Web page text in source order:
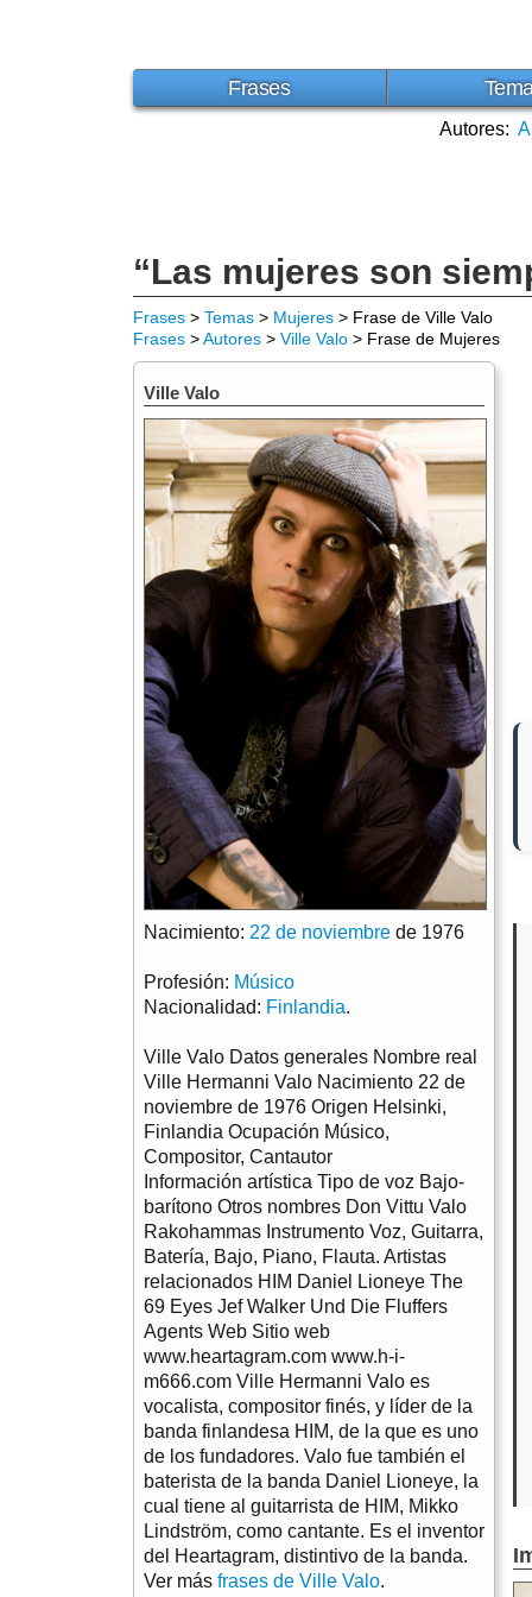
Frases
Autores: A
“Las mujeres son
Frases > Temas > Mujeres > Frase de Ville Valo
Frases >Autores > Ville Valo > Frase de Mujeres
Ville Valo
Nacimiento: 22 de noviembre de 1976
Profesión: Músico
Nacionalidad: Finlandia.
Ville Valo Datos generales Nombre real
Ville Hermanni Valo Nacimiento 22 de
noviembre de 1976 Origen Helsinki,
Finlandia Ocupación Músico,
Compositor, Cantautor
Información artística Tipo de voz Bajo-
barítono Otros nombres Don Vittu Valo
Rakohammas Instrumento Voz, Guitarra,
Batería, Bajo, Piano, Flauta. Artistas
relacionados HIM Daniel Lioneye The
69 Eyes Jef Walker Und Die Fluffers
Agents Web Sitio web
www.heartagram.com www.h-i-
m666.com Ville Hermanni Valo es
vocalista, compositor finés, y líder de la
banda finlandesa HIM, de la que es uno
de los fundadores. Valo fue también el
baterista de la banda Daniel Lioneye, la
cual tiene al guitarrista de HIM, Mikko
Lindström, como cantante. Es el inventor
del Heartagram, distintivo de la banda.
Ver más frases de Ville Valo.